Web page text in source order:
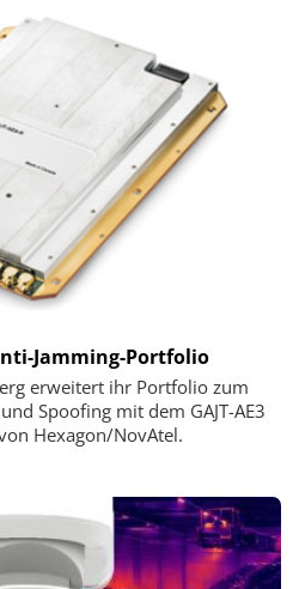
Jamming-Portfolio
erweitert ihr Portfolio zum
Spoofing mit dem GAJT-AE3
Hexagon/NovAtel.